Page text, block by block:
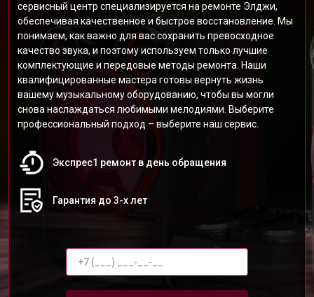
сервисный центр специализируется на ремонте Элджи,
обеспечивая качественное и быстрое восстановление. Мы
понимаем, как важно для вас сохранить превосходное
качество звука, и поэтому используем только лучшие
комплектующие и передовые методы ремонта. Наши
квалифицированные мастера готовы вернуть жизнь
вашему музыкальному оборудованию, чтобы вы могли
снова наслаждаться любимыми мелодиями. Выберите
профессиональный подход – выберите наш сервис.
Экспрес1 ремонт в день обращения
Гарантия до 3-х лет